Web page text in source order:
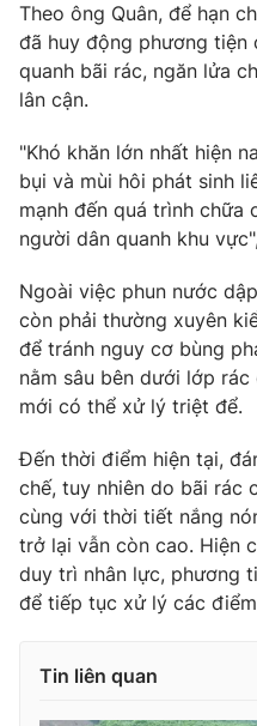
Theo ông Quân, để hạn
đã huy động phương tiện
quanh bãi rác, ngăn lửa
lân cận.
"Khó khăn lớn nhất hiện
bụi và mùi hôi phát sinh
mạnh đến quá trình chữa
người dân quanh khu
Ngoài việc phun nước
còn phải thường xuyên
để tránh nguy cơ bùng
nằm sâu bên dưới lớp
mới có thể xử lý triệt để.
Đến thời điểm hiện tại,
chế, tuy nhiên do bãi rác
cùng với thời tiết nắng
trở lại vẫn còn cao. Hiện
duy trì nhân lực, phương
để tiếp tục xử lý các
Tin liên quan